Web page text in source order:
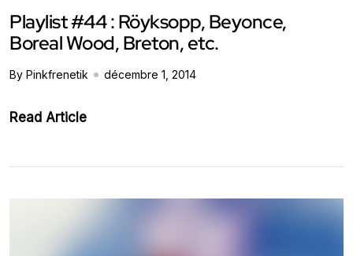
Playlist #44 : Röyksopp, Beyonce,
Boreal Wood, Breton, etc.
By Pinkfrenetik décembre 1, 2014
Read Article